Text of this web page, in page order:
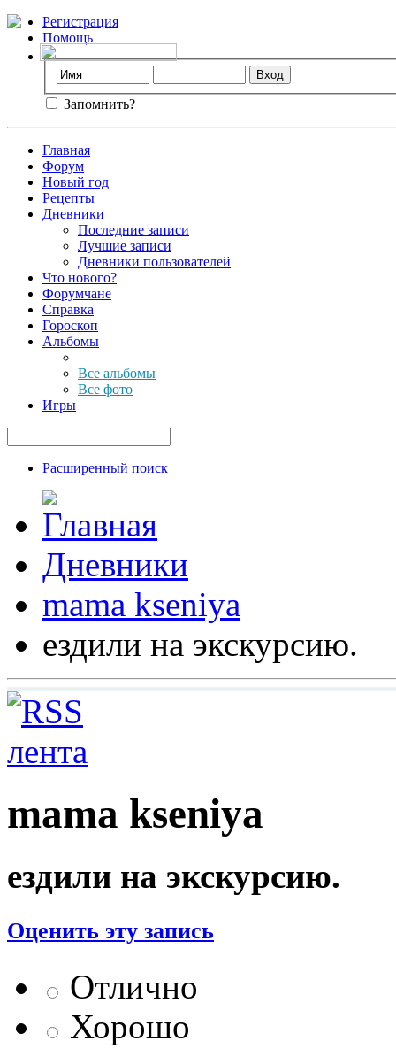
Регистрация
Помощь
Запомнить?
Главная
Форум
Новый год
Рецепты
Дневники
Последние записи
Лучшие записи
Дневники пользователей
Что нового?
Форумчане
Справка
Гороскоп
Альбомы
Все альбомы
Все фото
Игры
Расширенный поиск
Дневники
mama kseniya
ездили на экскурсию.
mama kseniya
ездили на экскурсию.
Оценить эту запись
Отлично
Хорошо